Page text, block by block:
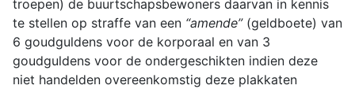
troepen) de buurtschapsbewoners daarvan in kennis
te stellen op straffe van een “amende”(geldboete) van
6 goudguldens voor de korporaal en van 3
goudguldens voor de ondergeschikten indien deze
niet handelden overeenkomstig deze plakkaten